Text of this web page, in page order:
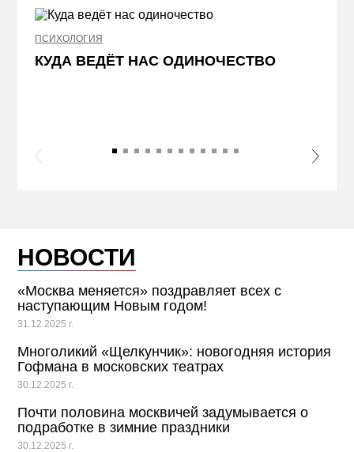
ПСИХОЛОГИЯ
КУДА ВЕДЁТ НАС ОДИНОЧЕСТВО
Slide
Next
НОВОСТИ
«Москва меняется» поздравляет всех с
наступающим Новым годом!
31.12.2025 г.
Многоликий «Щелкунчик»: новогодняя история
Гофмана в московских театрах
30.12.2025 г.
Почти половина москвичей задумывается о
подработке в зимние праздники
30.12.2025 г.